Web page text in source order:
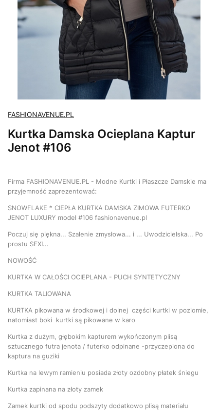
FASHIONAVENUE.PL
Kurtka Damska Ocieplana Kaptur
Jenot #106
Firma FASHIONAVENUE.PL - Modne Kurtki i Płaszcze Damskie ma
przyjemność zaprezentować:
SNOWFLAKE * CIEPŁA KURTKA DAMSKA ZIMOWA FUTERKO
JENOT LUXURY model #106 fashionavenue.pl
Poczuj się piękna... Szalenie zmysłowa... i ... Uwodzicielska... Po
prostu SEXI...
NOWOŚĆ
KURTKA W CAŁOŚCI OCIEPLANA - PUCH SYNTETYCZNY
KURTKA TALIOWANA
KURTKA pikowana w środkowej i dolnej części kurtki w poziomie,
natomiast boki kurtki są pikowane w karo
Kurtka z dużym, głębokim kapturem wykończonym plisą
sztucznego futra jenota / futerko odpinane -przyczepiona do
kaptura na guziki
Kurtka na lewym ramieniu posiada złoty ozdobny płatek śniegu
Kurtka zapinana na złoty zamek
Zamek kurtki od spodu podszyty dodatkowo plisą materiału